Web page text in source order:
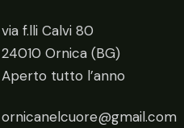
via f.lli Calvi 80
24010 Ornica (BG)
Aperto tutto l’anno
ornicanelcuore@gmail.com